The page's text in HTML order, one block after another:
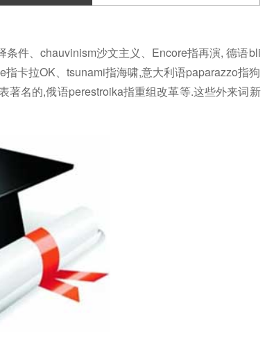
件、chauvinism沙文主义、Encore指再演, 德语bli
卡拉OK、tsunami指海啸,意大利语paparazzo指狗
著名的,俄语perestroika指重组改革等.这些外来词新